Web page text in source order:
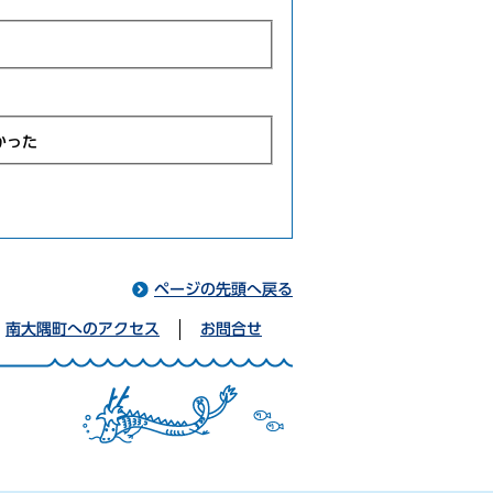
った
ページの先頭へ戻る
南大隅町へのアクセス お問合せ